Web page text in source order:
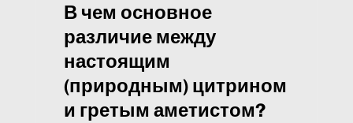
В чем основное
различие между
настоящим
(природным) цитрином
и гретым аметистом?